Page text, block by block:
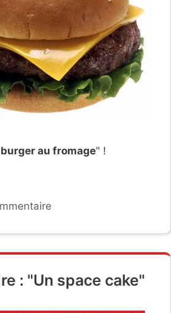
au fromage" !
: "Un space cake"